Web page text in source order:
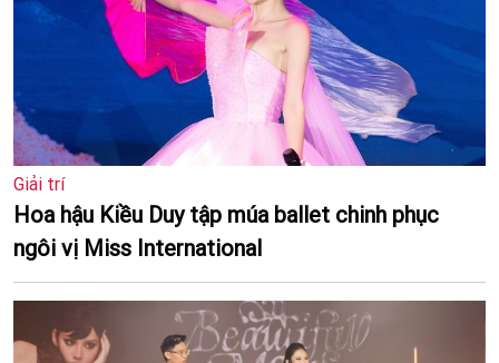
Giải trí
Hoa hậu Kiều Duy tập múa ballet chinh phục
ngôi vị Miss International